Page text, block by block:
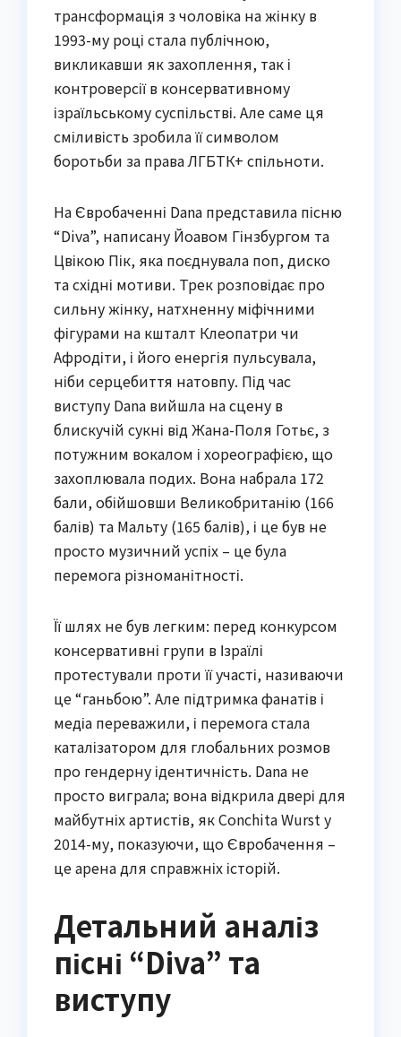
трансформація з чоловіка на жінку в
1993-му році стала публічною,
викликавши як захоплення, так і
контроверсії в консервативному
ізраїльському суспільстві. Але саме ця
сміливість зробила її символом
боротьби за права ЛГБТК+ спільноти.
На Євробаченні Dana представила пісню
“Diva”, написану Йоавом Гінзбургом та
Цвікою Пік, яка поєднувала поп, диско
та східні мотиви. Трек розповідає про
сильну жінку, натхненну міфічними
фігурами на кшталт Клеопатри чи
Афродіти, і його енергія пульсувала,
ніби серцебиття натовпу. Під час
виступу Dana вийшла на сцену в
блискучій сукні від Жана-Поля Готьє, з
потужним вокалом і хореографією, що
захоплювала подих. Вона набрала 172
бали, обійшовши Великобританію (166
балів) та Мальту (165 балів), і це був не
просто музичний успіх – це була
перемога різноманітності.
Її шлях не був легким: перед конкурсом
консервативні групи в Ізраїлі
протестували проти її участі, називаючи
це “ганьбою”. Але підтримка фанатів і
медіа переважили, і перемога стала
каталізатором для глобальних розмов
про гендерну ідентичність. Dana не
просто виграла; вона відкрила двері для
майбутніх артистів, як Conchita Wurst у
2014-му, показуючи, що Євробачення –
це арена для справжніх історій.
Детальний аналіз
пісні “Diva” та
виступу